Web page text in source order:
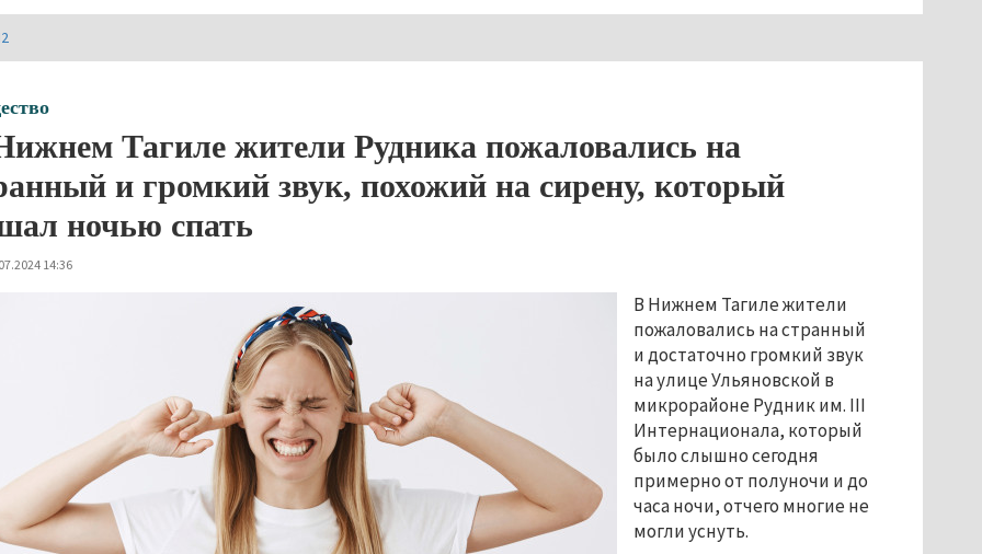
Тагиле жители Рудника пожаловались на
и громкий звук, похожий на сирену, который
ночью спать
14:36
В Нижнем Тагиле жители
пожаловались на странный
и достаточно громкий звук
на улице Ульяновской в
микрорайоне Рудник им. III
Интернационала, который
было слышно сегодня
примерно от полуночи и до
часа ночи, отчего многие не
могли уснуть.